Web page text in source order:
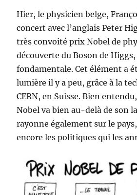
Hier, le physicien belge,
concert avec l’anglais Peter
très convoité prix Nobel de
découverte du Boson de
fondamentale. Cet élément a
lumière il y a peu, grâce à la
CERN, en Suisse. Bien
Nobel va bien au-delà de son
rayonne également sur le
encore les politiques qui les